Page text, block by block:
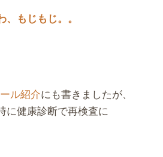
、もじもじ。。
ル紹介にも書きましたが、
に健康診断で再検査に